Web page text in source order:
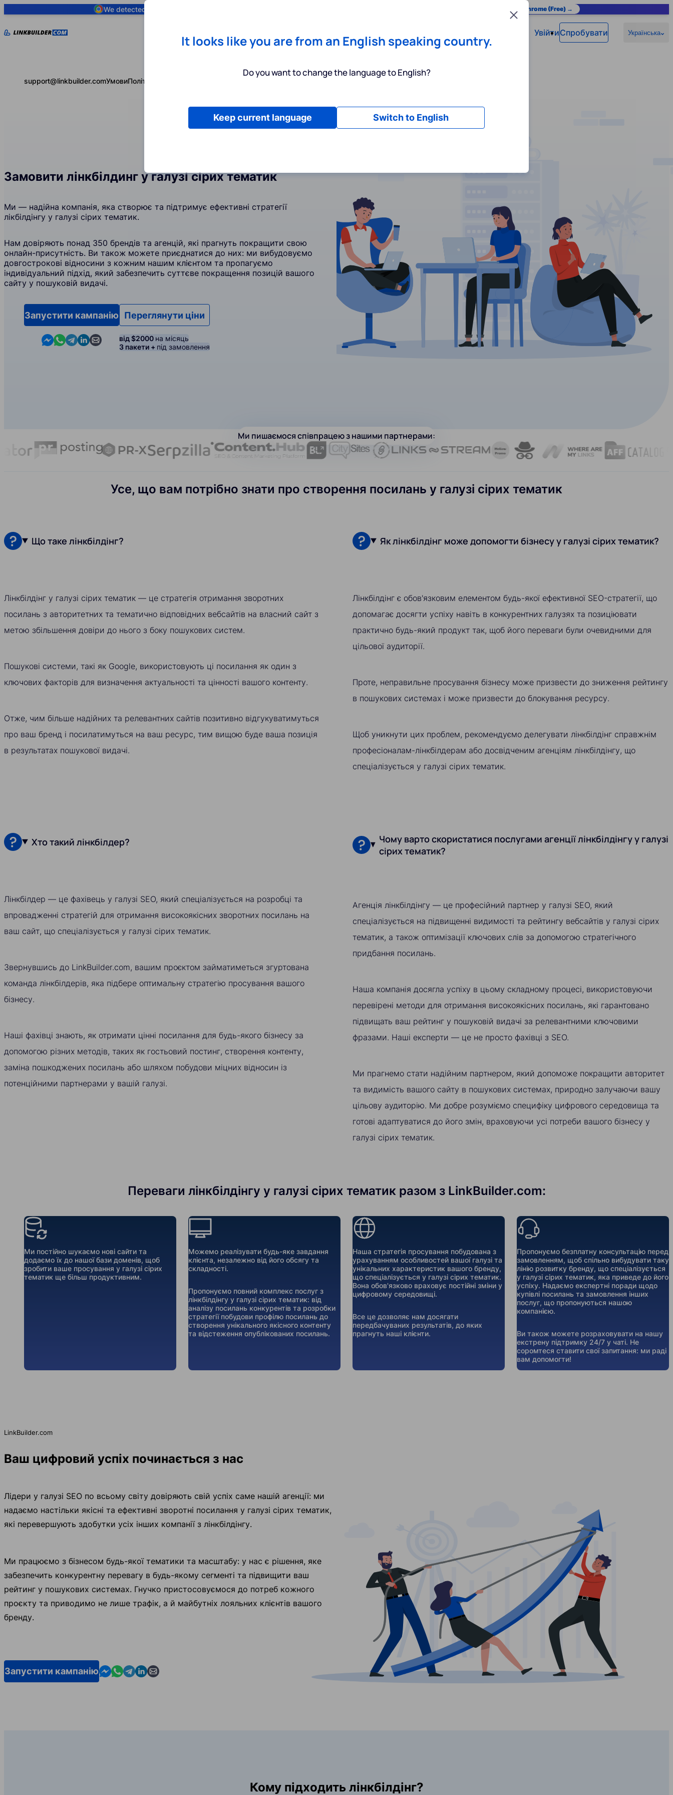
We detected you are using Add to Chrome (Free) →
УвійтиСпробувати Українська
support@linkbuilder.comУмовиПолітика конфіденційності
Замовити лінкбілдинг у галузі сірих тематик
Ми — надійна компанія, яка створює та підтримує ефективні стратегії
лікбілдінгу у галузі сірих тематик.
Нам довіряють понад 350 брендів та агенцій, які прагнуть покращити свою
онлайн-присутність. Ви також можете приєднатися до них: ми вибудовуємо
довгострокові відносини з кожним нашим клієнтом та пропагуємо
індивідуальний підхід, який забезпечить суттєве покращення позицій вашого
сайту у пошуковій видачі.
Запустити кампанію
Contact us in Messenger
Contact us in WhatsApp
Contact us in Telegram
Contact us in Linkedin
Contact us by email
Переглянути ціни
від $2000 на місяць
3 пакети + під замовлення
Ми пишаємося співпрацею з нашими партнерами:
Усе, що вам потрібно знати про створення посилань у галузі сірих тематик
Що таке лінкбілдінг?
Лінкбілдінг у галузі сірих тематик — це стратегія отримання зворотних
посилань з авторитетних та тематично відповідних вебсайтів на власний сайт з
метою збільшення довіри до нього з боку пошукових систем.
Пошукові системи, такі як Google, використовують ці посилання як один з
ключових факторів для визначення актуальності та цінності вашого контенту.
Отже, чим більше надійних та релевантних сайтів позитивно відгукуватимуться
про ваш бренд і посилатимуться на ваш ресурс, тим вищою буде ваша позиція
в результатах пошукової видачі.
Як лінкбілдінг може допомогти бізнесу у галузі сірих тематик?
Лінкбілдінг є обов'язковим елементом будь-якої ефективної SEO-стратегії, що
допомагає досягти успіху навіть в конкурентних галузях та позиціювати
практично будь-який продукт так, щоб його переваги були очевидними для
цільової аудиторії.
Проте, неправильне просування бізнесу може призвести до зниження рейтингу
в пошукових системах і може призвести до блокування ресурсу.
Щоб уникнути цих проблем, рекомендуємо делегувати лінкбілдінг справжнім
професіоналам-лінкбілдерам або досвідченим агенціям лінкбілдінгу, що
спеціалізується у галузі сірих тематик.
Хто такий лінкбілдер?
Лінкбілдер — це фахівець у галузі SEO, який спеціалізується на розробці та
впровадженні стратегій для отримання високоякісних зворотних посилань на
ваш сайт, що спеціалізується у галузі сірих тематик.
Звернувшись до LinkBuilder.com, вашим проєктом займатиметься згуртована
команда лінкбілдерів, яка підбере оптимальну стратегію просування вашого
бізнесу.
Наші фахівці знають, як отримати цінні посилання для будь-якого бізнесу за
допомогою різних методів, таких як гостьовий постинг, створення контенту,
заміна пошкоджених посилань або шляхом побудови міцних відносин із
потенційними партнерами у вашій галузі.
Чому варто скористатися послугами агенції лінкбілдінгу у галузі
сірих тематик?
Агенція лінкбілдінгу — це професійний партнер у галузі SEO, який
спеціалізується на підвищенні видимості та рейтингу вебсайтів у галузі сірих
тематик, а також оптимізації ключових слів за допомогою стратегічного
придбання посилань.
Наша компанія досягла успіху в цьому складному процесі, використовуючи
перевірені методи для отримання високоякісних посилань, які гарантовано
підвищать ваш рейтинг у пошуковій видачі за релевантними ключовими
фразами. Наші експерти — це не просто фахівці з SEO.
Ми прагнемо стати надійним партнером, який допоможе покращити авторитет
та видимість вашого сайту в пошукових системах, природно залучаючи вашу
цільову аудиторію. Ми добре розуміємо специфіку цифрового середовища та
готові адаптуватися до його змін, враховуючи усі потреби вашого бізнесу у
галузі сірих тематик.
Переваги лінкбілдінгу у галузі сірих тематик разом з LinkBuilder.com:
Ми постійно шукаємо нові сайти та
додаємо їх до нашої бази доменів, щоб
зробити ваше просування у галузі сірих
тематик ще більш продуктивним.
Можемо реалізувати будь-яке завдання
клієнта, незалежно від його обсягу та
складності.
Пропонуємо повний комплекс послуг з
лінкбілдінгу у галузі сірих тематик: від
аналізу посилань конкурентів та розробки
стратегії побудови профілю посилань до
створення унікального якісного контенту
та відстеження опублікованих посилань.
Наша стратегія просування побудована з
урахуванням особливостей вашої галузі та
унікальних характеристик вашого бренду,
що спеціалізується у галузі сірих тематик.
Вона обов'язково враховує постійні зміни у
цифровому середовищі.
Все це дозволяє нам досягати
передбачуваних результатів, до яких
прагнуть наші клієнти.
Пропонуємо безплатну консультацію перед
замовленням, щоб спільно вибудувати таку
лінію розвитку бренду, що спеціалізується
у галузі сірих тематик, яка приведе до його
успіху. Надаємо експертні поради щодо
купівлі посилань та замовлення інших
послуг, що пропонуються нашою
компанією.
Ви також можете розраховувати на нашу
екстрену підтримку 24/7 у чаті. Не
соромтеся ставити свої запитання: ми раді
вам допомогти!
LinkBuilder.com
Ваш цифровий успіх починається з нас
Лідери у галузі SEO по всьому світу довіряють свій успіх саме нашій агенції: ми
надаємо настільки якісні та ефективні зворотні посилання у галузі сірих тематик,
які перевершують здобутки усіх інших компанії з лінкбілдінгу.
Ми працюємо з бізнесом будь-якої тематики та масштабу: у нас є рішення, яке
забезпечить конкурентну перевагу в будь-якому сегменті та підвищити ваш
рейтинг у пошукових системах. Гнучко пристосовуємося до потреб кожного
проєкту та приводимо не лише трафік, а й майбутніх лояльних клієнтів вашого
бренду.
Запустити кампаніюContact us in Messenger
Contact us in WhatsApp
Contact us in Telegram
Contact us in Linkedin
Contact us by email
Кому підходить лінкбілдінг?
Close
It looks like you are from an English speaking country.
Do you want to change the language to English?
Switch to English
Keep current language